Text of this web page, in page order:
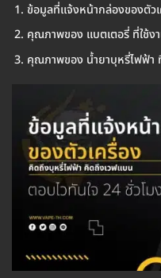
ข้อมูลที่แจ้งหน้ากล่องของตัว
คุณภาพของ แบตเตอรี่ ที่ใช้ง
คุณภาพของ น้ำยาบุหรี่ไฟฟ้า